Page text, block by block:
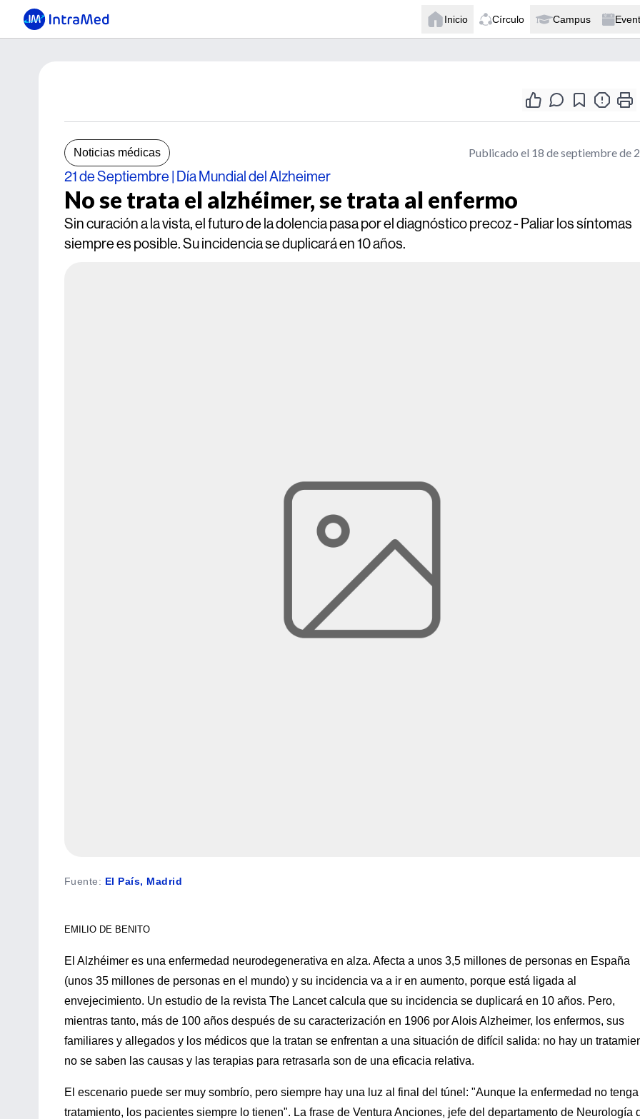
Inicio Círculo Campus
Noticias médicas Publicado el 18 de septiembre de
21 de Septiembre | Día Mundial del Alzheimer
No se trata el alzhéimer, se trata al enfermo
Sin curación a la vista, el futuro de la dolencia pasa por el diagnóstico precoz - Paliar los síntomas
siempre es posible. Su incidencia se duplicará en 10 años.
Fuente: El País, Madrid
EMILIO DE BENITO
El Alzhéimer es una enfermedad neurodegenerativa en alza. Afecta a unos 3,5 millones de personas en España
(unos 35 millones de personas en el mundo) y su incidencia va a ir en aumento, porque está ligada al
envejecimiento. Un estudio de la revista The Lancet calcula que su incidencia se duplicará en 10 años. Pero,
mientras tanto, más de 100 años después de su caracterización en 1906 por Alois Alzheimer, los enfermos, sus
familiares y allegados y los médicos que la tratan se enfrentan a una situación de difícil salida: no hay un
no se saben las causas y las terapias para retrasarla son de una eficacia relativa.
El escenario puede ser muy sombrío, pero siempre hay una luz al final del túnel: "Aunque la enfermedad no tenga
tratamiento, los pacientes siempre lo tienen". La frase de Ventura Anciones, jefe del departamento de Neurología